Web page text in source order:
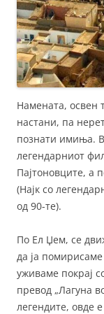
Намената, освен
настани, па
познати имиња.
легендарниот
Пајтоновците, а
(Најк со
од 90-те).
По Ел Џем, се
да ја
уживаме покрај
превод „Лагуна
легендите, овде